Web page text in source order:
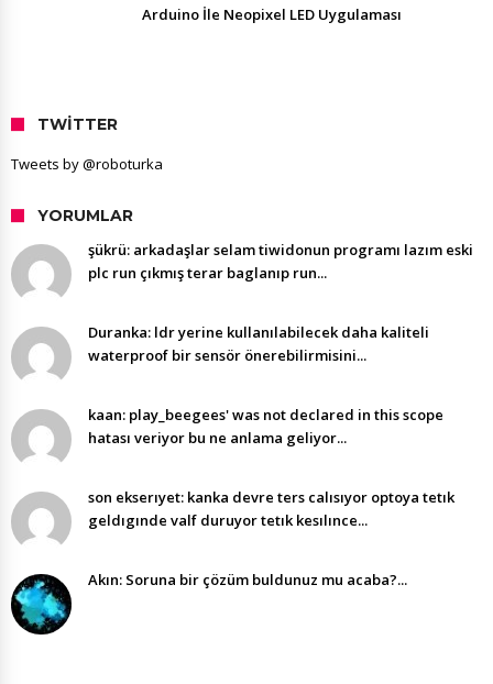
Arduino İle Neopixel LED Uygulaması
TWITTER
Tweets by @roboturka
YORUMLAR
şükrü: arkadaşlar selam tiwidonun programı lazım eski
plc run çıkmış terar baglanıp run...
Duranka: ldr yerine kullanılabilecek daha kaliteli
waterproof bir sensör önerebilirmisini...
kaan: play_beegees' was not declared in this scope
hatası veriyor bu ne anlama geliyor...
son ekserıyet: kanka devre ters calısıyor optoya tetık
geldıgınde valf duruyor tetık kesılınce...
Akın: Soruna bir çözüm buldunuz mu acaba?...